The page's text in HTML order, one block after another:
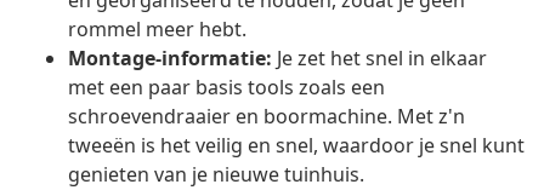
rommel meer hebt.
Montage-informatie: Je zet het snel in elkaar
met een paar basis tools zoals een
schroevendraaier en boormachine. Met z'n
tweeën is het veilig en snel, waardoor je snel kunt
genieten van je nieuwe tuinhuis.